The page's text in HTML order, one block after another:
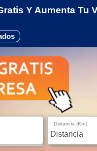
Y Aumenta Tu
Distancia (Km)